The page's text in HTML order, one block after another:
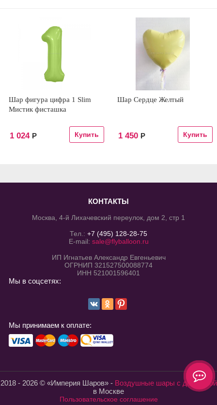
Шар фигура цифра 1 Slim
Мистик фисташка
1 024 Р
Шар Сердце Желтый
1 450 Р
КОНТАКТЫ
Москва, 4-й Лихачевский переулок, дом 2, стр 1
Тел.: +7 (495) 128-28-75
E-mail: sale@flyballoon.ru
ИП Игнатьев Александр Евгеньевич
ОГРНИП 321527500088774
ИНН 521001596401
Мы в соцсетях:
Мы принимаем к оплате:
2018 - 2026 © «Империя Шаров» - Воздушные шары с доставкой
в Москве
Пользовательское соглашение